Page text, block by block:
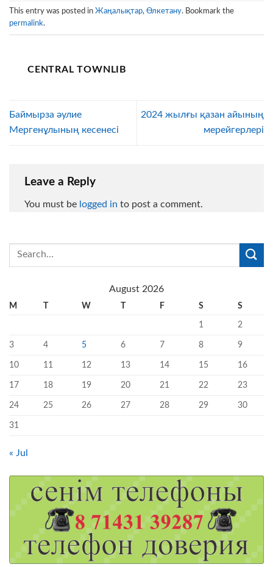
This entry was posted in Жаңалықтар, Өлкетану. Bookmark the
permalink.
CENTRAL TOWNLIB
Баймырза әулие
Мергенұлының кесенесі
2024 жылғы қазан айының
мерейгерлері
Leave a Reply
You must be logged in to post a comment.
August 2026
M T W T F S S
1 2
3 4 5 6 7 8 9
10 11 12 13 14 15 16
17 18 19 20 21 22 23
24 25 26 27 28 29 30
31
« Jul